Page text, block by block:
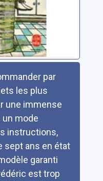
par
les plus
une immense
un mode
instructions,
sept ans en état
garanti
est trop